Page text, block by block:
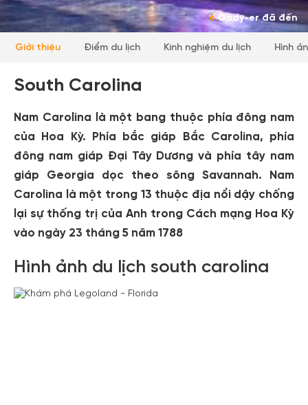
6Gody-er đã đến
Giới thiệu Điểm du lịch Kinh nghiệm du lịch Hình
South Carolina
Nam Carolina là một bang thuộc phía đông nam
của Hoa Kỳ. Phía bắc giáp Bắc Carolina, phía
đông nam giáp Đại Tây Dương và phía tây nam
giáp Georgia dọc theo sông Savannah. Nam
Carolina là một trong 13 thuộc địa nổi dậy chống
lại sự thống trị của Anh trong Cách mạng Hoa Kỳ
vào ngày 23 tháng 5 năm 1788
Hình ảnh du lịch south carolina